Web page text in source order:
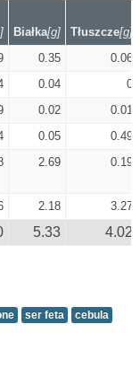
Białka[g] Tłuszcze[g]
0.35
0.06
0.04
0
0.02
0.01
0.05
0.49
2.69 0.19
2.18 3.27
5.33 4.02
ser feta cebula